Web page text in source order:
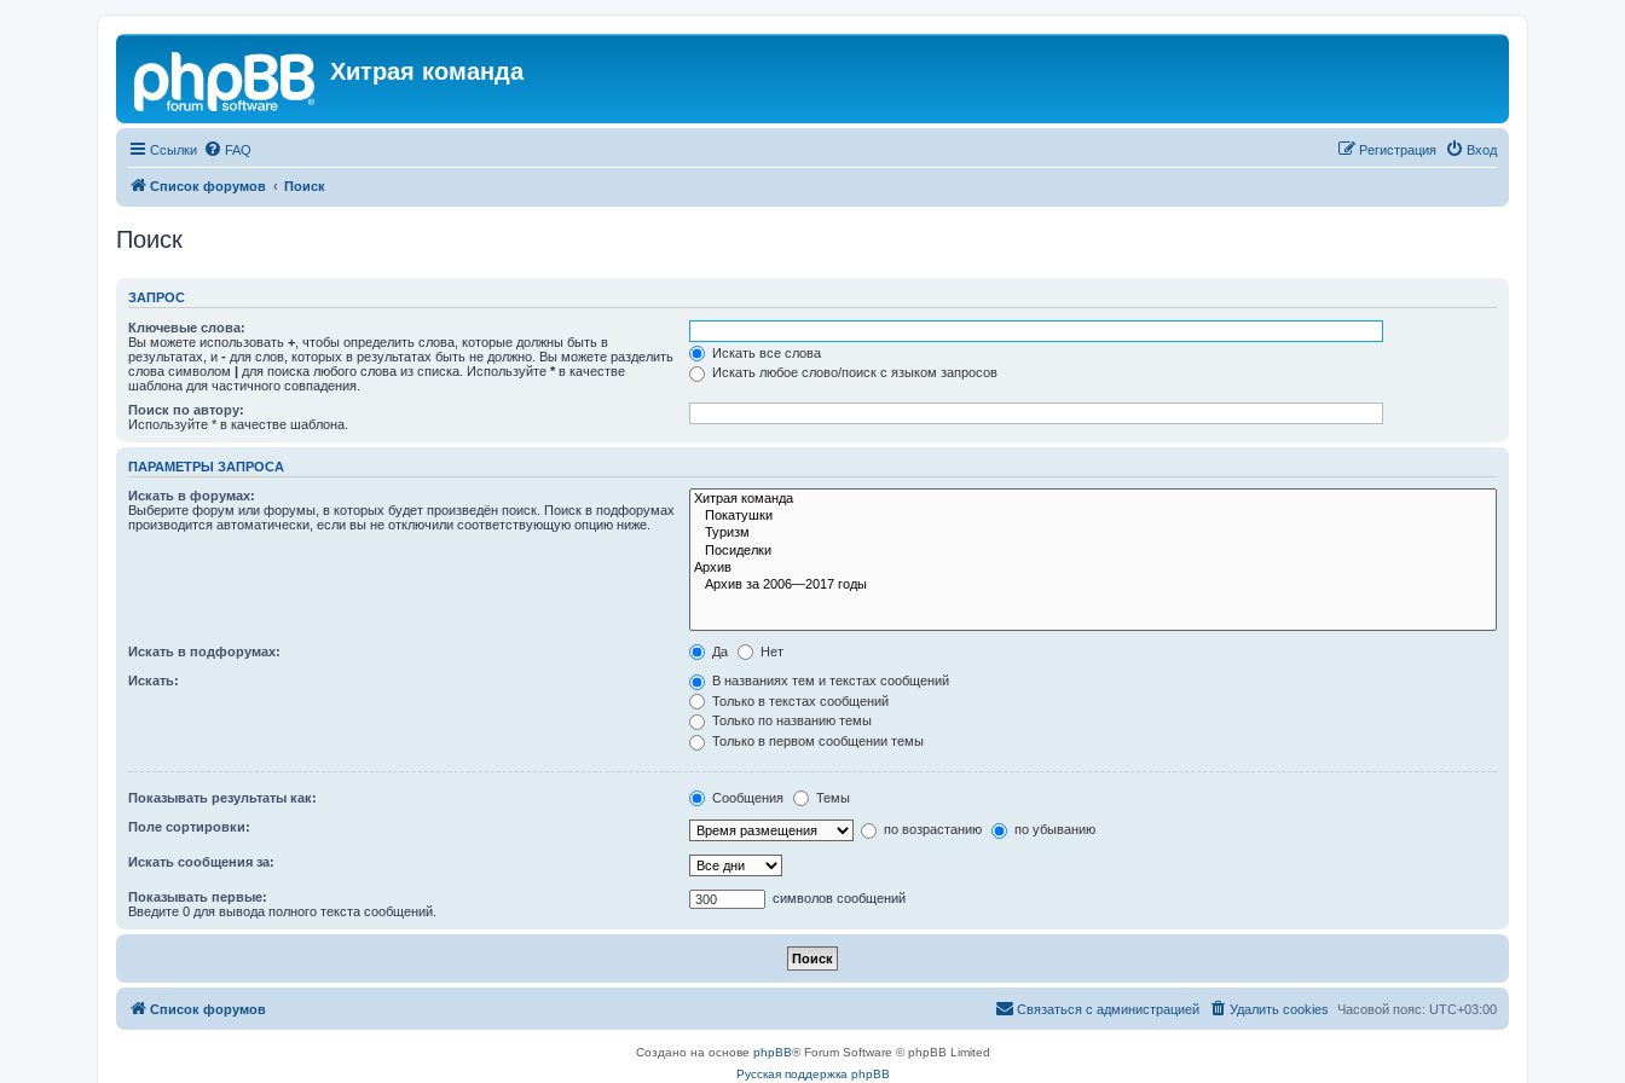
Хитрая команда
Ссылки FAQ Вход
Регистрация
Список форумов Поиск
Поиск
ЗАПРОС
Ключевые слова:
Вы можете использовать + , чтобы определить слова, которые должны быть в
результатах, и - для слов, которых в результатах быть не должно. Вы можете разделить
слова символом | для поиска любого слова из списка. Используйте * в качестве
шаблона для частичного совпадения.
Искать все слова
Искать любое слово/поиск с языком запросов
Поиск по автору:
Используйте * в качестве шаблона.
ПАРАМЕТРЫ ЗАПРОСА
Искать в форумах:
Выберите форум или форумы, в которых будет произведён поиск. Поиск в подфорумах
производится автоматически, если вы не отключили соответствующую опцию ниже.
Искать в подфорумах: Да Нет
Искать:
В названиях тем и текстах сообщений
Только в текстах сообщений
Только по названию темы
Только в первом сообщении темы
Показывать результаты как: Сообщения Темы
Поле сортировки: по возрастанию по убыванию
Искать сообщения за:
Показывать первые:
Введите 0 для вывода полного текста сообщений.
символов сообщений
Список форумов Часовой пояс: UTC+03:00
Удалить cookies
Связаться с администрацией
Создано на основе phpBB® Forum Software © phpBB Limited
Русская поддержка phpBB